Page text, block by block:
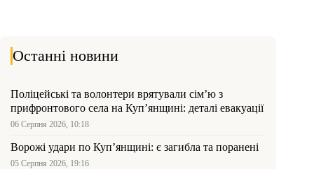
Останні новини
Поліцейські та волонтери врятували сім’ю з
прифронтового села на Куп’янщині: деталі евакуації
06 Серпня 2026, 10:18
Ворожі удари по Куп’янщині: є загибла та поранені
05 Серпня 2026, 19:16